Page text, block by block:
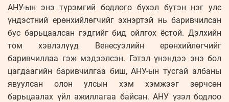
АНУ-ын энэ түрэмгий бодлого бүхэл бүтэн нэг улс
үндэстний ерөнхийлөгчийг эхнэртэй нь баривчилсан
бус барьцаалсан гэдгийг бид ойлгох ёстой. Дэлхийн
том хэвлэлүүд Венесуэлийн ерөнхийлөгчийг
баривчиллаа гэж мэдээлсэн. Гэтэл үнэндээ энэ бол
цагдаагийн баривчилгаа биш, АНУ-ын тусгай албаны
явуулсан олон улсын хэм хэмжээг зөрчсөн
барьцаалах үйл ажиллагаа байсан. АНУ үзэл бодлоо